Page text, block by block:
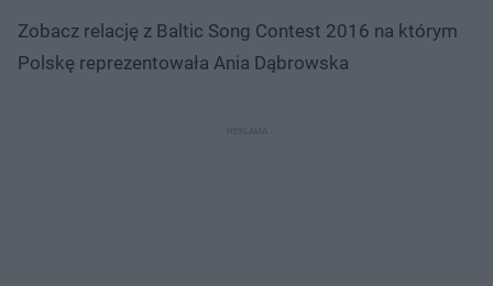
Zobacz relację z Baltic Song Contest 2016 na którym
Polskę reprezentowała Ania Dąbrowska